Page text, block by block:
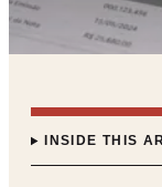
INSIDE THIS